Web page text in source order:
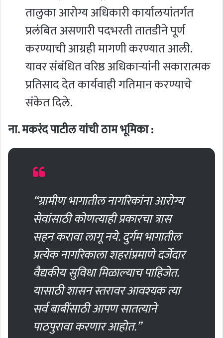
तालुका आरोग्य अधिकारी कार्यालयांतर्गत
प्रलंबित असणारी पदभरती तातडीने पूर्ण
करण्याची आग्रही मागणी करण्यात आली.
यावर संबंधित वरिष्ठ अधिकाऱ्यांनी सकारात्मक
प्रतिसाद देत कार्यवाही गतिमान करण्याचे
संकेत दिले.
ना. मकरंद पाटील यांची ठाम भूमिका :
“ग्रामीण भागातील नागरिकांना आरोग्य
सेवांसाठी कोणत्याही प्रकारचा त्रास
सहन करावा लागू नये. दुर्गम भागातील
प्रत्येक नागरिकाला शहरांप्रमाणे दर्जेदार
वैद्यकीय सुविधा मिळाल्याच पाहिजेत.
यासाठी शासन स्तरावर आवश्यक त्या
सर्व बाबींसाठी आपण सातत्याने
पाठपुरावा करणार आहोत.”